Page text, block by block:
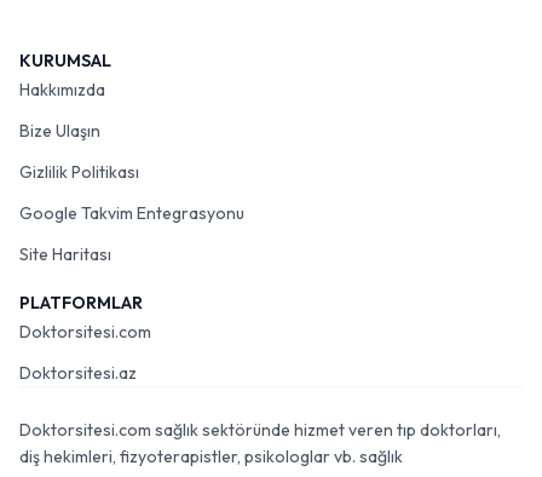
KURUMSAL
Hakkımızda
Bize Ulaşın
Gizlilik Politikası
Google Takvim Entegrasyonu
Site Haritası
PLATFORMLAR
Doktorsitesi.com
Doktorsitesi.az
Doktorsitesi.com sağlık sektöründe hizmet veren tıp doktorları,
diş hekimleri, fizyoterapistler, psikologlar vb. sağlık
profesyonelleri ile internet kullanıcılarını buluşturan bağımsız bir